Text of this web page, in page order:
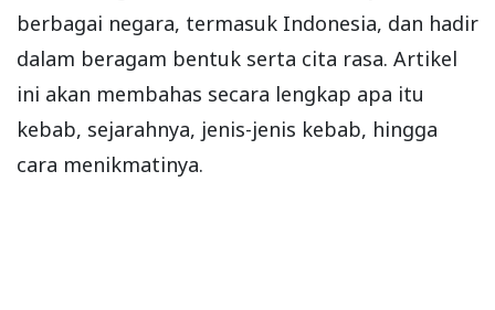
berbagai negara, termasuk Indonesia, dan hadir
dalam beragam bentuk serta cita rasa. Artikel
ini akan membahas secara lengkap apa itu
kebab, sejarahnya, jenis-jenis kebab, hingga
cara menikmatinya.